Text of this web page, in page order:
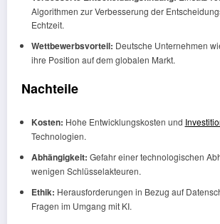
Algorithmen zur Verbesserung der
Echtzeit.
Wettbewerbsvorteil: Deutsche Unternehmen
ihre Position auf dem globalen Markt.
Nachteile
Kosten: Hohe Entwicklungskosten und
Technologien.
Abhängigkeit: Gefahr einer technologischen
wenigen Schlüsselakteuren.
Ethik: Herausforderungen in Bezug auf
Fragen im Umgang mit KI.